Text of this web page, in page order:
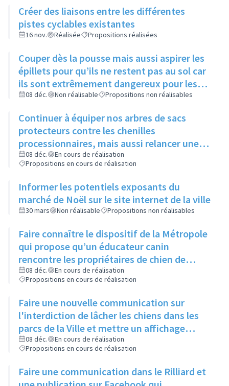
Créer des liaisons entre les différentes
pistes cyclables existantes
16 nov. Réalisée Propositions réalisées
Couper dès la pousse mais aussi aspirer les
épillets pour qu’ils ne restent pas au sol car
ils sont extrêmement dangereux pour les
animaux
08 déc. Non réalisable Propositions non réalisables
Continuer à équiper nos arbres de sacs
protecteurs contre les chenilles
processionnaires, mais aussi relancer une
communication sur leur utilité, leur
importance et l’intérêt commun de ne pas y
toucher
08 déc.
En cours de réalisation
Propositions en cours de réalisation
Informer les potentiels exposants du
marché de Noël sur le site internet de la ville
30 mars Non réalisable Propositions non réalisables
Faire connaître le dispositif de la Métropole
qui propose qu’un éducateur canin
rencontre les propriétaires de chien de
moins d’un an pour leur expliquer les
principaux signaux, via un article dans le
Rilliard et/ou le Facebook de la ville
08 déc.
En cours de réalisation
Propositions en cours de réalisation
Faire une nouvelle communication sur
l'interdiction de lâcher les chiens dans les
parcs de la Ville et mettre un affichage
mentionnant l'arrêté municipal à l'entrée de
chaque parc
08 déc.
En cours de réalisation
Propositions en cours de réalisation
Faire une communication dans le Rilliard et